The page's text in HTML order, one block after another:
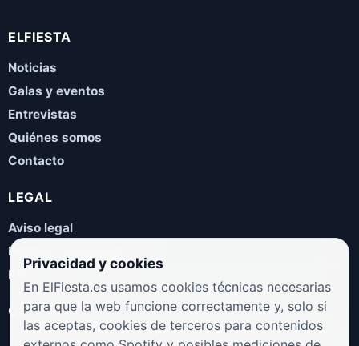
ELFIESTA
Noticias
Galas y eventos
Entrevistas
Quiénes somos
Contacto
LEGAL
Aviso legal
Política de privacidad
Política de cookies
COLABORA
¿Eres artista, manager, sello o promotor? Envíanos tus
Privacidad y cookies
En ElFiesta.es usamos cookies técnicas necesarias
para que la web funcione correctamente y, solo si
las aceptas, cookies de terceros para contenidos